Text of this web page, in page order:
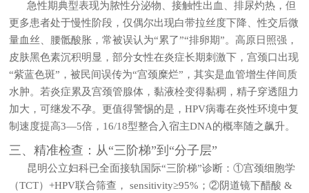
急性期典型表现为脓性分泌物、接触性出血、排尿灼热，但
更多患者处于慢性阶段，仅偶尔出现白带拉丝度下降、性交后微
量血丝、腰骶酸胀，常被误认为“累了”“排卵期”。高原日照强，
皮肤黑色素沉积明显，部分女性在炎症长期刺激下，宫颈口出现
“紫蓝色斑”，被民间误传为“宫颈糜烂”，其实是血管增生伴间质
水肿。若炎症累及宫颈管腺体，黏液栓变得黏稠，精子穿透阻力
加大，可继发不孕。更值得警惕的是，HPV病毒在炎性环境中复
制速度提高3—5倍，16/18型整合入宿主DNA的概率随之飙升。
三、精准检查：从“三阶梯”到“分子层”
昆明公立妇科已全面接轨国际“三阶梯”诊断：①宫颈细胞学
（TCT）+HPV联合筛查， sensitivity≥95%；②阴道镜下醋酸 &